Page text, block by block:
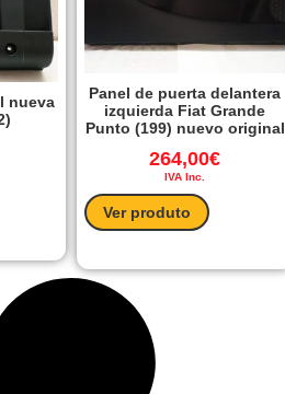
nueva
Panel de puerta delantera
izquierda Fiat Grande
Punto (199) nuevo original
264,00€
IVA Inc.
Ver produto